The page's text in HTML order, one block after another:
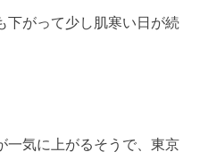
下がって少し肌寒い日が続
一気に上がるそうで、東京